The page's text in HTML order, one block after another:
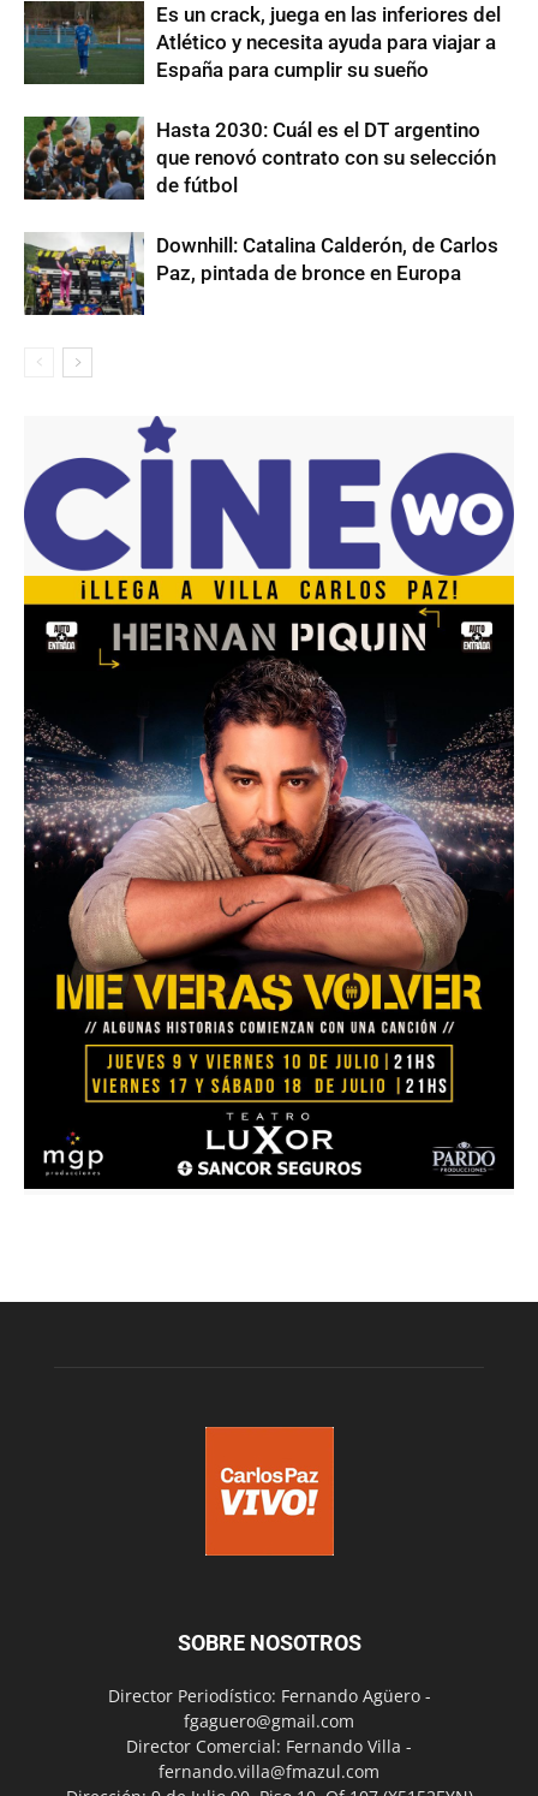
Es un crack, juega en las inferiores del
Atlético y necesita ayuda para viajar a
España para cumplir su sueño
Hasta 2030: Cuál es el DT argentino
que renovó contrato con su selección
de fútbol
Downhill: Catalina Calderón, de Carlos
Paz, pintada de bronce en Europa
SOBRE NOSOTROS
Director Periodístico: Fernando Agüero -
fgaguero@gmail.com
Director Comercial: Fernando Villa -
fernando.villa@fmazul.com